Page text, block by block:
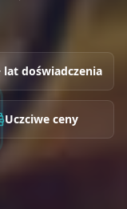
lat doświadczenia
Uczciwe ceny